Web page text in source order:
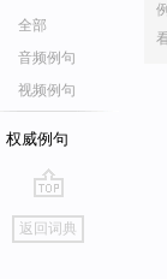
全部
音频例句
视频例句
权威例句
go
top
返回词典